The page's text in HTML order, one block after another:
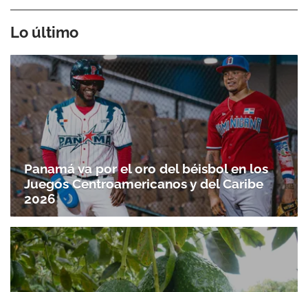
Lo último
Panamá va por el oro del béisbol en los
Juegos Centroamericanos y del Caribe
2026